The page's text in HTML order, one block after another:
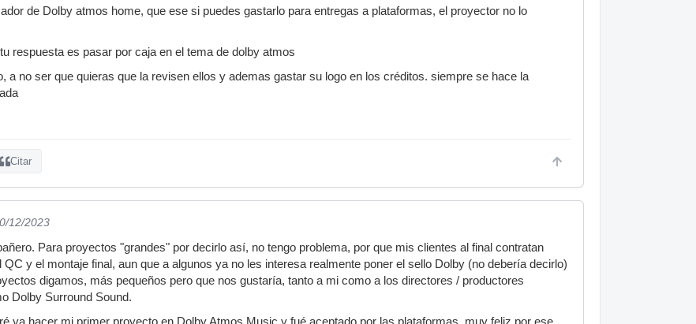
de Dolby atmos home, que ese si puedes gastarlo para entregas a plataformas, el proyector no lo
respuesta es pasar por caja en el tema de dolby atmos
a no ser que quieras que la revisen ellos y ademas gastar su logo en los créditos. siempre se hace la
Citar
12/2023
Para proyectos "grandes" por decirlo así, no tengo problema, por que mis clientes al final contratan
QC y el montaje final, aun que a algunos ya no les interesa realmente poner el sello Dolby (no debería decirlo)
digamos, más pequeños pero que nos gustaría, tanto a mi como a los directores / productores
Dolby Surround Sound.